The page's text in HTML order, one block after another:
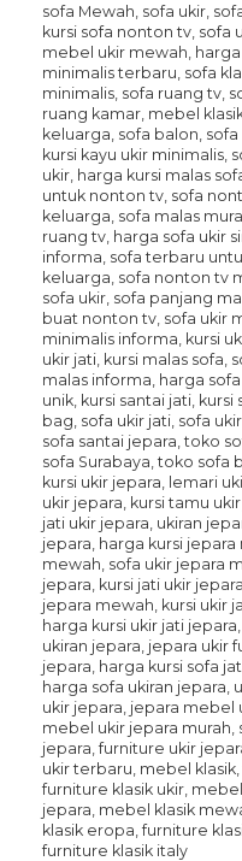
sofa Mewah, sofa ukir,
kursi sofa nonton tv, sofa
mebel ukir mewah,
minimalis terbaru, sofa
minimalis, sofa ruang tv,
ruang kamar, mebel
keluarga, sofa balon, sofa
kursi kayu ukir minimalis,
ukir, harga kursi malas
untuk nonton tv, sofa
keluarga, sofa malas
ruang tv, harga sofa ukir
informa, sofa terbaru
keluarga, sofa nonton tv
sofa ukir, sofa panjang
buat nonton tv, sofa ukir
minimalis informa, kursi
ukir jati, kursi malas sofa,
malas informa, harga
unik, kursi santai jati,
bag, sofa ukir jati, sofa
sofa santai jepara, toko
sofa Surabaya, toko sofa
kursi ukir jepara, lemari
ukir jepara, kursi tamu
jati ukir jepara, ukiran
jepara, harga kursi
mewah, sofa ukir jepara
jepara, kursi jati ukir
jepara mewah, kursi ukir
harga kursi ukir jati
ukiran jepara, jepara ukir
jepara, harga kursi sofa
harga sofa ukiran jepara,
ukir jepara, jepara mebel
mebel ukir jepara murah,
jepara, furniture ukir
ukir terbaru, mebel
furniture klasik ukir,
jepara, mebel klasik
klasik eropa, furniture
furniture klasik italy